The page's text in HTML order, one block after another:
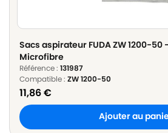
Sacs aspirateur FUDA ZW 1200-50
Microfibre
Référence : 131987
Compatible : ZW 1200-50
11,86€
Ajouter au